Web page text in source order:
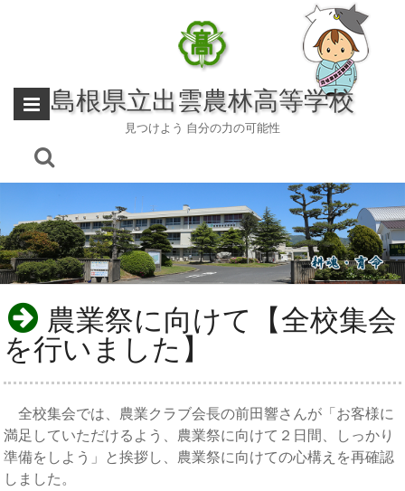
島根県立出雲農林高等学校
見つけよう 自分の力の可能性
農業祭に向けて【全校集会
を行いました】
全校集会では、農業クラブ会長の前田響さんが「お客様に
満足していただけるよう、農業祭に向けて２日間、しっかり
準備をしよう」と挨拶し、農業祭に向けての心構えを再確認
しました。